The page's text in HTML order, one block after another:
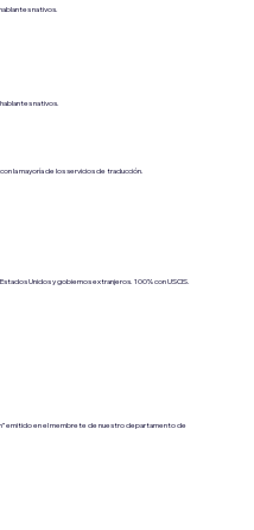
nativos.
nativos.
la mayoría de los servicios de traducción.
Unidos y gobiernos extranjeros. 100% con USCIS.
emitido en el membrete de nuestro departamento de